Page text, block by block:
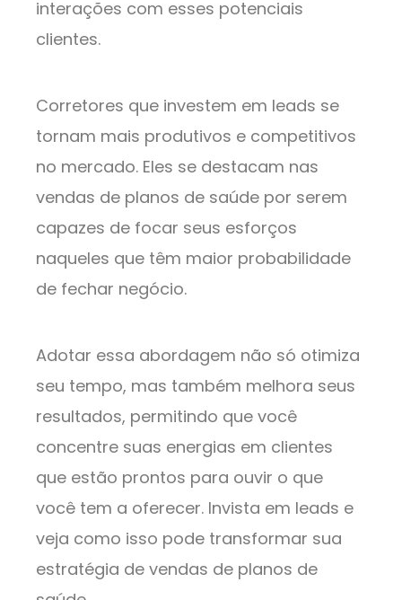
interações com esses potenciais
clientes.
Corretores que investem em leads se
tornam mais produtivos e competitivos
no mercado. Eles se destacam nas
vendas de planos de saúde por serem
capazes de focar seus esforços
naqueles que têm maior probabilidade
de fechar negócio.
Adotar essa abordagem não só otimiza
seu tempo, mas também melhora seus
resultados, permitindo que você
concentre suas energias em clientes
que estão prontos para ouvir o que
você tem a oferecer. Invista em leads e
veja como isso pode transformar sua
estratégia de vendas de planos de